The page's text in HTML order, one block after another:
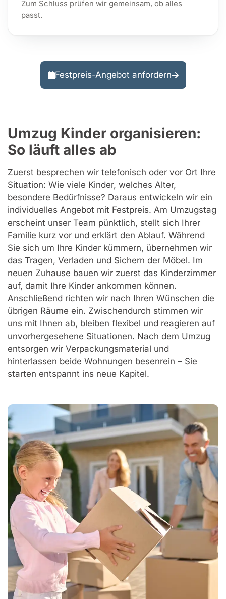
Zum Schluss prüfen wir gemeinsam, ob alles
passt.
Festpreis-Angebot anfordern
Umzug Kinder organisieren:
So läuft alles ab
Zuerst besprechen wir telefonisch oder vor Ort Ihre
Situation: Wie viele Kinder, welches Alter,
besondere Bedürfnisse? Daraus entwickeln wir ein
individuelles Angebot mit Festpreis. Am Umzugstag
erscheint unser Team pünktlich, stellt sich Ihrer
Familie kurz vor und erklärt den Ablauf. Während
Sie sich um Ihre Kinder kümmern, übernehmen wir
das Tragen, Verladen und Sichern der Möbel. Im
neuen Zuhause bauen wir zuerst das Kinderzimmer
auf, damit Ihre Kinder ankommen können.
Anschließend richten wir nach Ihren Wünschen die
übrigen Räume ein. Zwischendurch stimmen wir
uns mit Ihnen ab, bleiben flexibel und reagieren auf
unvorhergesehene Situationen. Nach dem Umzug
entsorgen wir Verpackungsmaterial und
hinterlassen beide Wohnungen besenrein – Sie
starten entspannt ins neue Kapitel.